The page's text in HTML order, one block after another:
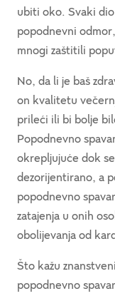
ubiti oko. Svaki
popodnevni
mnogi zaštitili
No, da li je baš
on kvalitetu
prileći ili bi bolje
Popodnevno
okrepljujuće dok
dezorijentirano, a
popodnevno
zatajenja u onih
obolijevanja od
Što kažu
popodnevno